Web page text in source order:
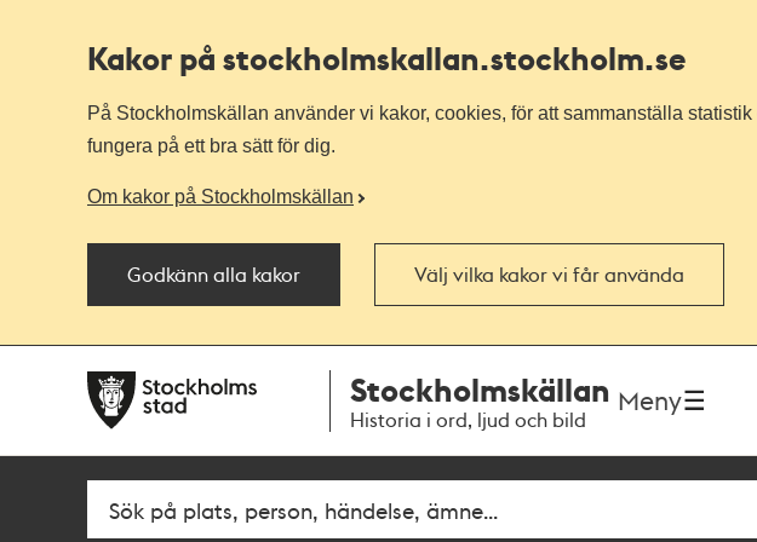
Kakor på stockholmskallan.stockholm.se
På Stockholmskällan använder vi kakor, cookies, för att sammanställa
fungera på ett bra sätt för dig.
Om kakor på Stockholmskällan
Godkänn alla kakor Välj vilka kakor vi får använda
navigationen
huvudinnehållet
Stockholmskällan
Historia i ord, ljud och bild
Meny
Fritextsök